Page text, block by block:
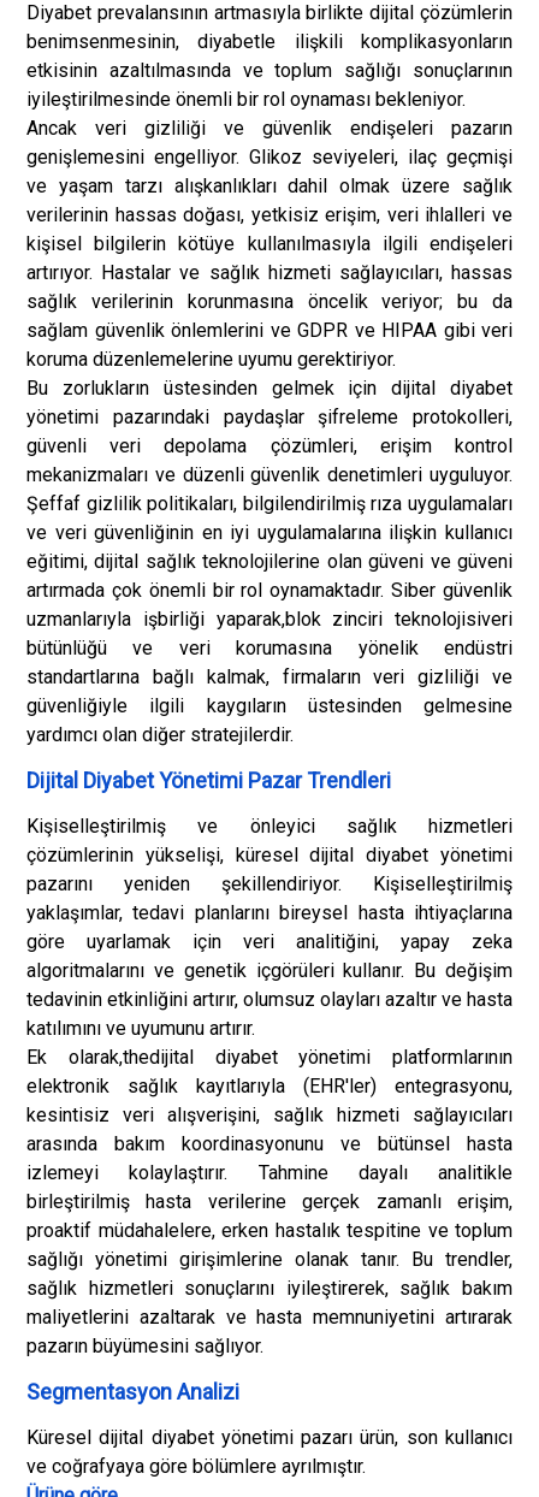
Diyabet prevalansının artmasıyla birlikte dijital çözümlerin
benimsenmesinin, diyabetle ilişkili komplikasyonların
etkisinin azaltılmasında ve toplum sağlığı sonuçlarının
iyileştirilmesinde önemli bir rol oynaması bekleniyor.
Ancak veri gizliliği ve güvenlik endişeleri pazarın
genişlemesini engelliyor. Glikoz seviyeleri, ilaç geçmişi
ve yaşam tarzı alışkanlıkları dahil olmak üzere sağlık
verilerinin hassas doğası, yetkisiz erişim, veri ihlalleri ve
kişisel bilgilerin kötüye kullanılmasıyla ilgili endişeleri
artırıyor. Hastalar ve sağlık hizmeti sağlayıcıları, hassas
sağlık verilerinin korunmasına öncelik veriyor; bu da
sağlam güvenlik önlemlerini ve GDPR ve HIPAA gibi veri
koruma düzenlemelerine uyumu gerektiriyor.
Bu zorlukların üstesinden gelmek için dijital diyabet
yönetimi pazarındaki paydaşlar şifreleme protokolleri,
güvenli veri depolama çözümleri, erişim kontrol
mekanizmaları ve düzenli güvenlik denetimleri uyguluyor.
Şeffaf gizlilik politikaları, bilgilendirilmiş rıza uygulamaları
ve veri güvenliğinin en iyi uygulamalarına ilişkin kullanıcı
eğitimi, dijital sağlık teknolojilerine olan güveni ve güveni
artırmada çok önemli bir rol oynamaktadır. Siber güvenlik
uzmanlarıyla işbirliği yaparak,blok zinciri teknolojisiveri
bütünlüğü ve veri korumasına yönelik endüstri
standartlarına bağlı kalmak, firmaların veri gizliliği ve
güvenliğiyle ilgili kaygıların üstesinden gelmesine
yardımcı olan diğer stratejilerdir.
Dijital Diyabet Yönetimi Pazar Trendleri
Kişiselleştirilmiş ve önleyici sağlık hizmetleri
çözümlerinin yükselişi, küresel dijital diyabet yönetimi
pazarını yeniden şekillendiriyor. Kişiselleştirilmiş
yaklaşımlar, tedavi planlarını bireysel hasta ihtiyaçlarına
göre uyarlamak için veri analitiğini, yapay zeka
algoritmalarını ve genetik içgörüleri kullanır. Bu değişim
tedavinin etkinliğini artırır, olumsuz olayları azaltır ve hasta
katılımını ve uyumunu artırır.
Ek olarak,thedijital diyabet yönetimi platformlarının
elektronik sağlık kayıtlarıyla (EHR'ler) entegrasyonu,
kesintisiz veri alışverişini, sağlık hizmeti sağlayıcıları
arasında bakım koordinasyonunu ve bütünsel hasta
izlemeyi kolaylaştırır. Tahmine dayalı analitikle
birleştirilmiş hasta verilerine gerçek zamanlı erişim,
proaktif müdahalelere, erken hastalık tespitine ve toplum
sağlığı yönetimi girişimlerine olanak tanır. Bu trendler,
sağlık hizmetleri sonuçlarını iyileştirerek, sağlık bakım
maliyetlerini azaltarak ve hasta memnuniyetini artırarak
pazarın büyümesini sağlıyor.
Segmentasyon Analizi
Küresel dijital diyabet yönetimi pazarı ürün, son kullanıcı
ve coğrafyaya göre bölümlere ayrılmıştır.